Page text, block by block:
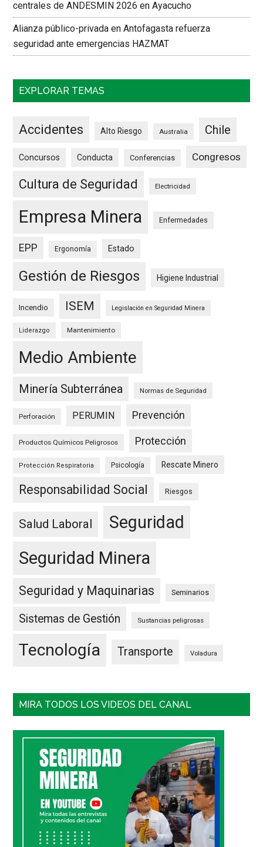
centrales de ANDESMIN 2026 en Ayacucho
Alianza público-privada en Antofagasta refuerza
seguridad ante emergencias HAZMAT
EXPLORAR TEMAS
Accidentes Alto Riesgo Australia Chile
Concursos Conducta Conferencias Congresos
Cultura de Seguridad Electricidad
Empresa Minera Enfermedades
EPP Ergonomía Estado
Gestión de Riesgos Higiene Industrial
Incendio ISEM Legislación en Seguridad Minera
Liderazgo Mantenimiento
Medio Ambiente
Minería Subterránea Normas de Seguridad
Perforación PERUMIN Prevención
Productos Químicos Peligrosos Protección
Protección Respiratoria Psicología Rescate Minero
Responsabilidad Social Riesgos
Salud Laboral
Seguridad
Seguridad Minera
Seguridad y Maquinarias Seminarios
Sistemas de Gestión Sustancias peligrosas
Tecnología Transporte Voladura
MIRA TODOS LOS VIDEOS DEL CANAL